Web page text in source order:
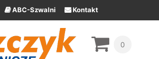
ABC-Szwalni Kontakt
0